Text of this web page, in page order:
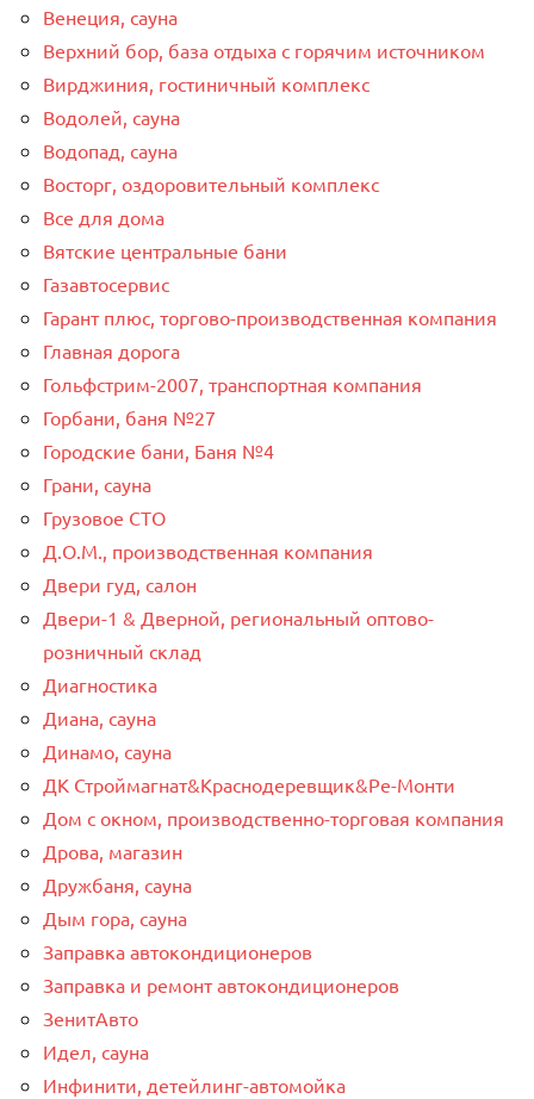
Венеция, сауна
Верхний бор, база отдыха с горячим источником
Вирджиния, гостиничный комплекс
Водолей, сауна
Водопад, сауна
Восторг, оздоровительный комплекс
Все для дома
Вятские центральные бани
Газавтосервис
Гарант плюс, торгово-производственная компания
Главная дорога
Гольфстрим-2007, транспортная компания
Горбани, баня №27
Городские бани, Баня №4
Грани, сауна
Грузовое СТО
Д.О.М., производственная компания
Двери гуд, салон
Двери-1 & Дверной, региональный оптово-
розничный склад
Диагностика
Диана, сауна
Динамо, сауна
ДК Строймагнат&Краснодеревщик&Ре-Монти
Дом с окном, производственно-торговая компания
Дрова, магазин
Дружбаня, сауна
Дым гора, сауна
Заправка автокондиционеров
Заправка и ремонт автокондиционеров
ЗенитАвто
Идел, сауна
Инфинити, детейлинг-автомойка